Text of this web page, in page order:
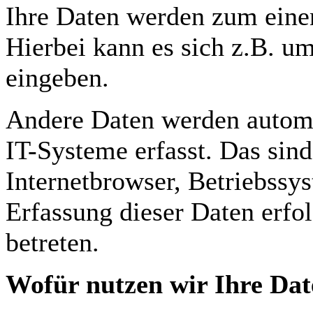
Ihre Daten werden zum
Hierbei kann es sich z.B.
eingeben.
Andere Daten werden
IT-Systeme erfasst. Das
Internetbrowser,
Erfassung dieser Daten
betreten.
Wofür nutzen wir Ihre